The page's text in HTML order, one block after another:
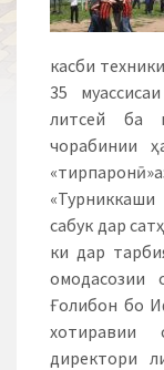
касби
35
литсей ба
чорабинии
сабук дар
ки дар
омодасозии
Ғолибон бо
хотиравии
директори